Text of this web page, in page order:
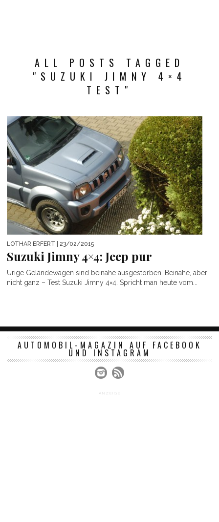
ALL POSTS TAGGED
"SUZUKI JIMNY 4×4
TEST"
LOTHAR ERFERT | 23/02/2015
Suzuki Jimny 4×4: Jeep pur
Urige Geländewagen sind beinahe ausgestorben. Beinahe, aber
nicht ganz – Test Suzuki Jimny 4×4. Spricht man heute vom...
AUTOMOBIL-MAGAZIN AUF FACEBOOK
UND INSTAGRAM
ANZEIGE